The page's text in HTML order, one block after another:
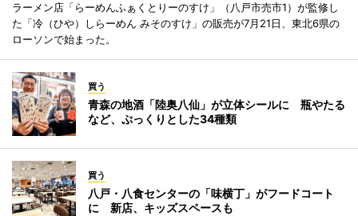
ラーメン店「らーめんふぁくとりーのすけ」（八戸市売市1）が監修し
た「冷（ひや）しらーめん みそのすけ」の販売が7月21日、東北6県の
ローソンで始まった。
買う
青森の地酒「陸奥八仙」が立体シールに 瓶やたる
など、ぷっくりとした34種類
買う
八戸・八食センターの「味横丁」がフードコート
に 新店、キッズスペースも